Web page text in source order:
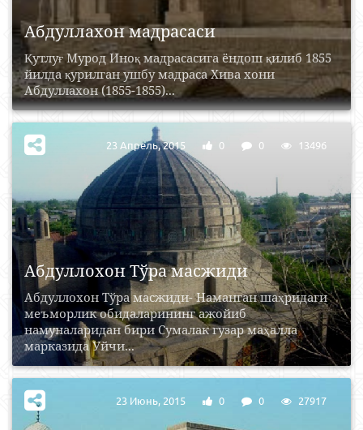
Абдуллахон мадрасаси
Қутлуғ Мурод Иноқ мадрасасига ёндош қилиб 1855
йилда қурилган ушбу мадраса Хива хони
Абдуллахон (1855-1855)...
Абдуллохон Тўра масжиди
Абдуллохон Тўра масжиди- Наманган шаҳридаги
меъморлик обидаларининг ажойиб
намуналаридан бири Сумалак гузар маҳалла
марказида Уйчи...
23 Апрель, 2015 0 0 13496
23 Июнь, 2015 0 0 27917